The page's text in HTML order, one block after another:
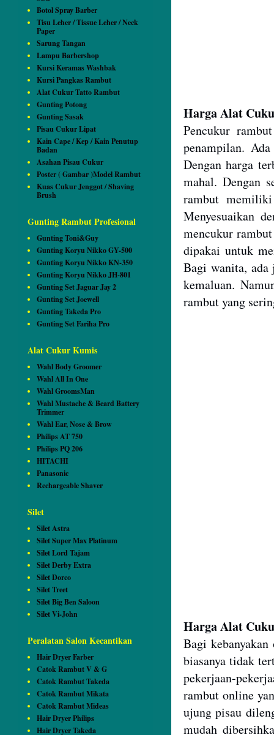
Harga Alat
Pencukur
penampilan.
Dengan harga
mahal. Dengan
rambut memiliki
Menyesuaikan
mencukur
dipakai untuk
Bagi wanita, ada
kemaluan.
rambut yang
Harga Alat
Bagi
biasanya tidak
pekerjaan-
rambut online
ujung pisau
mudah
Botol Spray Barber
Tisu Leher / Tissue Leher / Neck
Paper
Sarung Tangan
Lampu Barbershop
Kursi Keramas Washbak
Kursi Pangkas Rambut
Alat Cukur Tatto Rambut
Gunting Potong
Gunting Sasak
Pisau Cukur Lipat
Kain Cape / Kep / Kain Penutup
Badan
Asahan Pisau Cukur
Poster ( Gambar )Model Rambut
Kuas Cukur Jenggot / Shaving
Brush
Gunting Rambut Profesional
Gunting Toni&Guy
Gunting Koryu Nikko GY-500
Gunting Koryu Nikko KN-350
Gunting Koryu Nikko JH-801
Gunting Set Jaguar Jay 2
Gunting Set Joewell
Gunting Takeda Pro
Gunting Set Fariha Pro
Alat Cukur Kumis
Wahl Body Groomer
Wahl All In One
Wahl GroomsMan
Wahl Mustache & Beard Battery
Trimmer
Wahl Ear, Nose & Brow
Philips AT 750
Philips PQ 206
HITACHI
Panasonic
Rechargeable Shaver
Silet
Silet Astra
Silet Super Max Platinum
Silet Lord Tajam
Silet Derby Extra
Silet Dorco
Silet Treet
Silet Big Ben Saloon
Silet Vi-John
Peralatan Salon Kecantikan
Hair Dryer Farber
Catok Rambut V & G
Catok Rambut Takeda
Catok Rambut Mikata
Catok Rambut Mideas
Hair Dryer Philips
Hair Dryer Takeda